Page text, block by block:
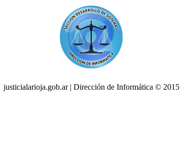
justicialarioja.gob.ar | Dirección de Informática © 2015